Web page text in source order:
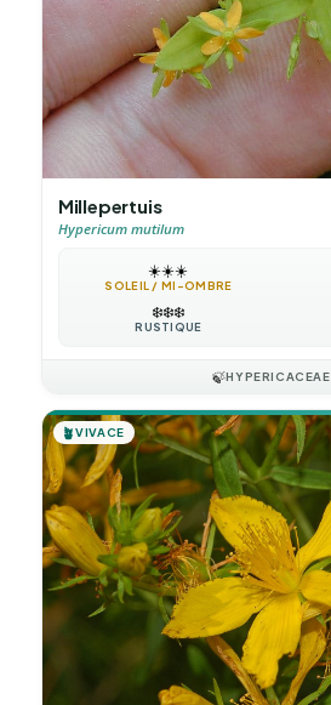
Millepertuis
Hypericum mutilum
☀️☀️☀️
SOLEIL / MI-OMBRE
❄️❄️❄️
RUSTIQUE
🍃HYPERICACEAE
🪴VIVACE